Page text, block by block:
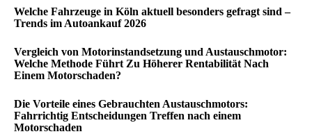
Welche Fahrzeuge in Köln aktuell besonders gefragt sind –
Trends im Autoankauf 2026
Vergleich von Motorinstandsetzung und Austauschmotor:
Welche Methode Führt Zu Höherer Rentabilität Nach
Einem Motorschaden?
Die Vorteile eines Gebrauchten Austauschmotors:
Fahrrichtig Entscheidungen Treffen nach einem
Motorschaden